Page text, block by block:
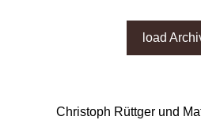
load
Christoph Rüttger und